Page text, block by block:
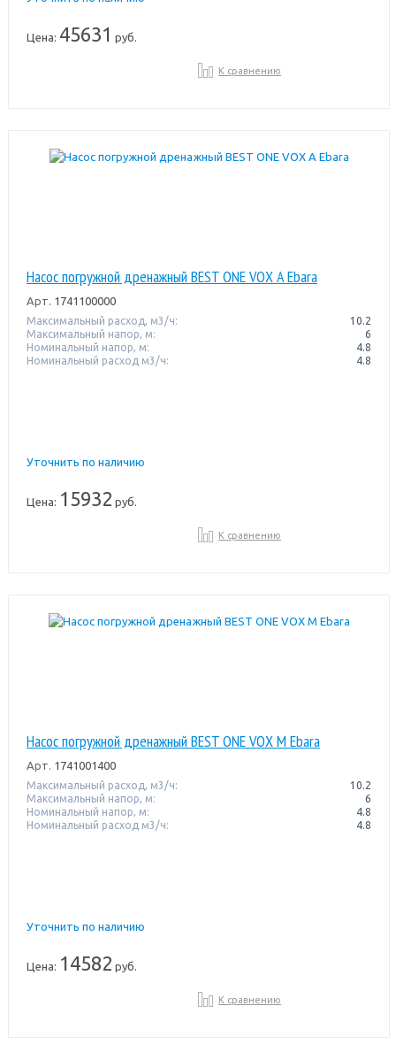
Цена: 45631 руб.
К сравнению
Насос погружной дренажный BEST ONE VOX A Ebara
Арт. 1741100000
Максимальный расход, м3/ч:
10.2
Максимальный напор, м:
6
Номинальный напор, м:
4.8
Номинальный расход м3/ч:
4.8
Уточнить по наличию
Цена: 15932 руб.
К сравнению
Насос погружной дренажный BEST ONE VOX M Ebara
Арт. 1741001400
Максимальный расход, м3/ч:
10.2
Максимальный напор, м:
6
Номинальный напор, м:
4.8
Номинальный расход м3/ч:
4.8
Уточнить по наличию
Цена: 14582 руб.
К сравнению